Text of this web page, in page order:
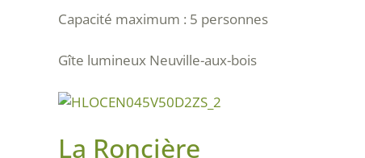
Capacité maximum : 5 personnes
Gîte lumineux Neuville-aux-bois
La Roncière